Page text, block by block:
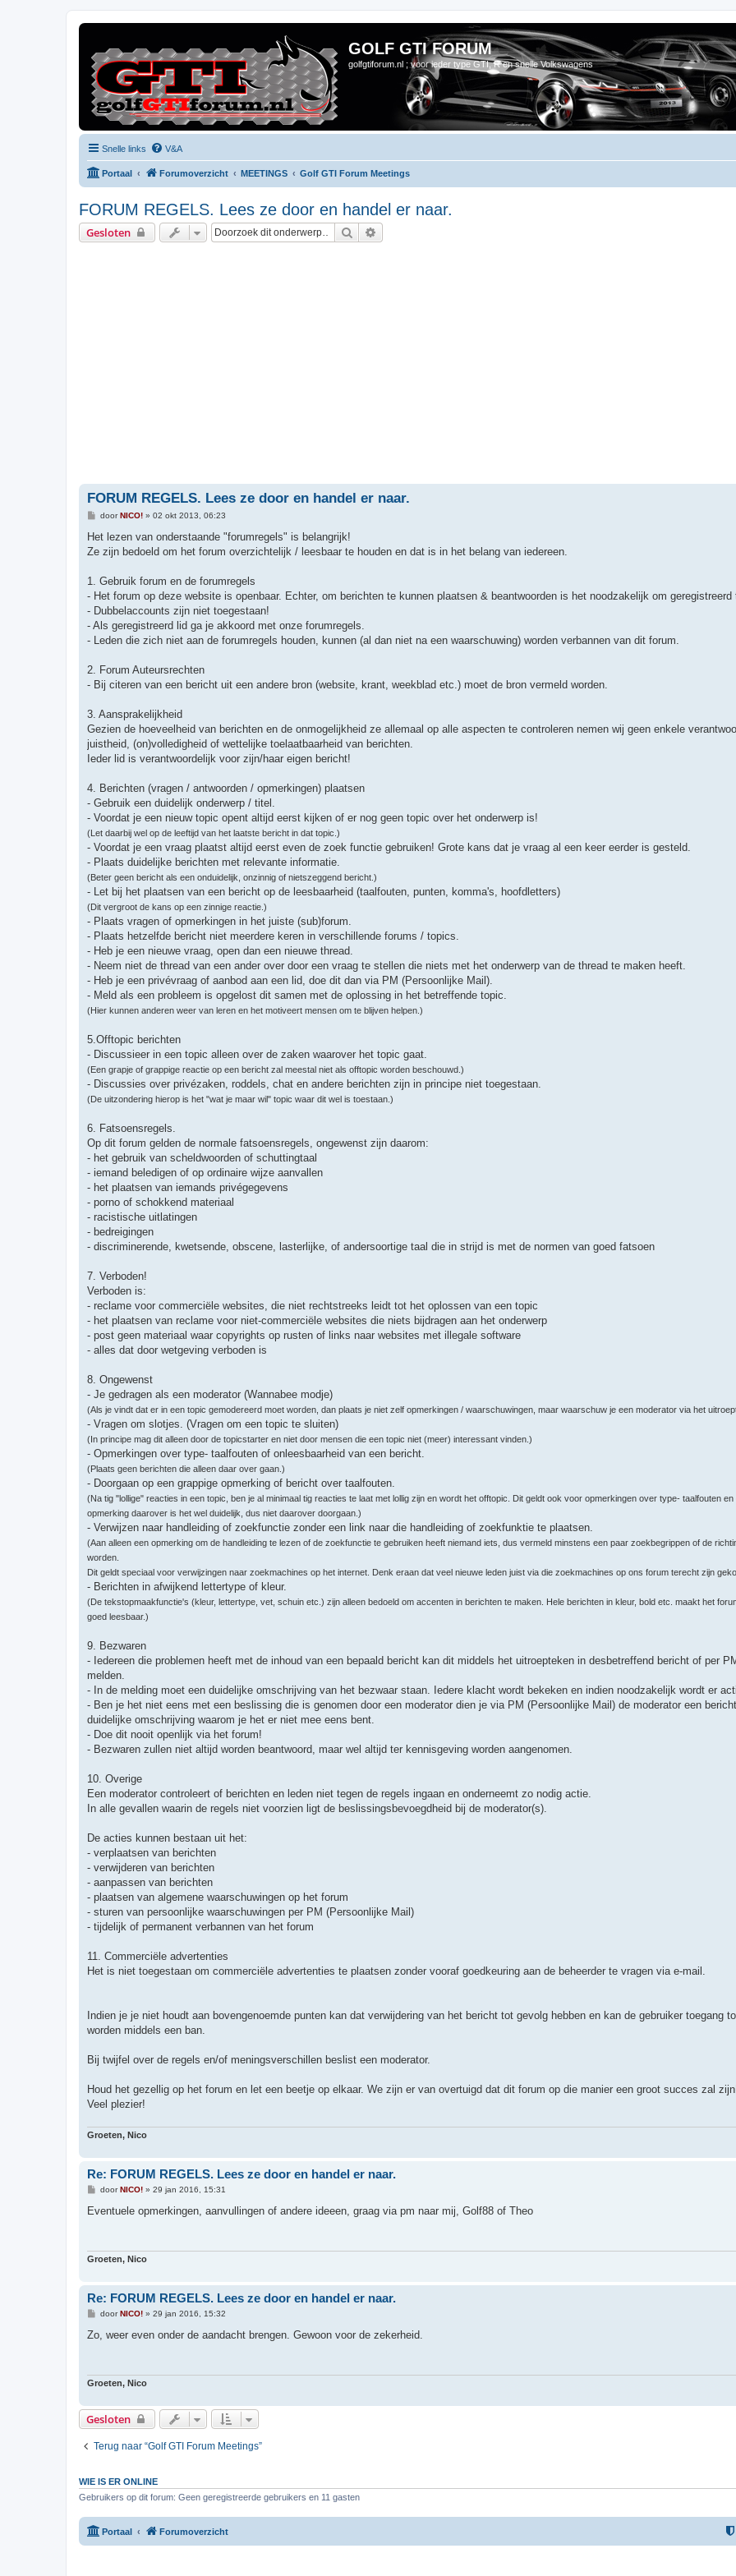
GOLF GTI FORUM
golfgtiforum.nl ; voor ieder type GTI, R en snelle Volkswagens
Snelle links V&A
Portaal Forumoverzicht MEETINGS Golf GTI Forum Meetings
FORUM REGELS. Lees ze door en handel er naar.
Gesloten Zoek
FORUM REGELS. Lees ze door en handel er naar.
B
r
c
doorNICO!» 02 okt 2013, 06:23
Het lezen van onderstaande "forumregels" is belangrijk!
Ze zijn bedoeld om het forum overzichtelijk / leesbaar te houden en dat is in het belang van iedereen.
1. Gebruik forum en de forumregels
- Het forum op deze website is openbaar. Echter, om berichten te kunnen plaatsen & beantwoorden is het noodzakelijk om geregistreerd
- Dubbelaccounts zijn niet toegestaan!
- Als geregistreerd lid ga je akkoord met onze forumregels.
- Leden die zich niet aan de forumregels houden, kunnen (al dan niet na een waarschuwing) worden verbannen van dit forum.
2. Forum Auteursrechten
- Bij citeren van een bericht uit een andere bron (website, krant, weekblad etc.) moet de bron vermeld worden.
3. Aansprakelijkheid
Gezien de hoeveelheid van berichten en de onmogelijkheid ze allemaal op alle aspecten te controleren nemen wij geen enkele
juistheid, (on)volledigheid of wettelijke toelaatbaarheid van berichten.
Ieder lid is verantwoordelijk voor zijn/haar eigen bericht!
4. Berichten (vragen / antwoorden / opmerkingen) plaatsen
- Gebruik een duidelijk onderwerp / titel.
- Voordat je een nieuw topic opent altijd eerst kijken of er nog geen topic over het onderwerp is!
(Let daarbij wel op de leeftijd van het laatste bericht in dat topic.)
- Voordat je een vraag plaatst altijd eerst even de zoek functie gebruiken! Grote kans dat je vraag al een keer eerder is gesteld.
- Plaats duidelijke berichten met relevante informatie.
(Beter geen bericht als een onduidelijk, onzinnig of nietszeggend bericht.)
- Let bij het plaatsen van een bericht op de leesbaarheid (taalfouten, punten, komma's, hoofdletters)
(Dit vergroot de kans op een zinnige reactie.)
- Plaats vragen of opmerkingen in het juiste (sub)forum.
- Plaats hetzelfde bericht niet meerdere keren in verschillende forums / topics.
- Heb je een nieuwe vraag, open dan een nieuwe thread.
- Neem niet de thread van een ander over door een vraag te stellen die niets met het onderwerp van de thread te maken heeft.
- Heb je een privévraag of aanbod aan een lid, doe dit dan via PM (Persoonlijke Mail).
- Meld als een probleem is opgelost dit samen met de oplossing in het betreffende topic.
(Hier kunnen anderen weer van leren en het motiveert mensen om te blijven helpen.)
5.Offtopic berichten
- Discussieer in een topic alleen over de zaken waarover het topic gaat.
(Een grapje of grappige reactie op een bericht zal meestal niet als offtopic worden beschouwd.)
- Discussies over privézaken, roddels, chat en andere berichten zijn in principe niet toegestaan.
(De uitzondering hierop is het "wat je maar wil" topic waar dit wel is toestaan.)
6. Fatsoensregels.
Op dit forum gelden de normale fatsoensregels, ongewenst zijn daarom:
- het gebruik van scheldwoorden of schuttingtaal
- iemand beledigen of op ordinaire wijze aanvallen
- het plaatsen van iemands privégegevens
- porno of schokkend materiaal
- racistische uitlatingen
- bedreigingen
- discriminerende, kwetsende, obscene, lasterlijke, of andersoortige taal die in strijd is met de normen van goed fatsoen
7. Verboden!
Verboden is:
- reclame voor commerciële websites, die niet rechtstreeks leidt tot het oplossen van een topic
- het plaatsen van reclame voor niet-commerciële websites die niets bijdragen aan het onderwerp
- post geen materiaal waar copyrights op rusten of links naar websites met illegale software
- alles dat door wetgeving verboden is
8. Ongewenst
- Je gedragen als een moderator (Wannabee modje)
(Als je vindt dat er in een topic gemodereerd moet worden, dan plaats je niet zelf opmerkingen / waarschuwingen, maar waarschuw je een moderator via het
- Vragen om slotjes. (Vragen om een topic te sluiten)
(In principe mag dit alleen door de topicstarter en niet door mensen die een topic niet (meer) interessant vinden.)
- Opmerkingen over type- taalfouten of onleesbaarheid van een bericht.
(Plaats geen berichten die alleen daar over gaan.)
- Doorgaan op een grappige opmerking of bericht over taalfouten.
(Na tig "lollige" reacties in een topic, ben je al minimaal tig reacties te laat met lollig zijn en wordt het offtopic. Dit geldt ook voor opmerkingen over type- taalfouten
opmerking daarover is het wel duidelijk, dus niet daarover doorgaan.)
- Verwijzen naar handleiding of zoekfunctie zonder een link naar die handleiding of zoekfunktie te plaatsen.
(Aan alleen een opmerking om de handleiding te lezen of de zoekfunctie te gebruiken heeft niemand iets, dus vermeld minstens een paar zoekbegrippen of de
worden.
Dit geldt speciaal voor verwijzingen naar zoekmachines op het internet. Denk eraan dat veel nieuwe leden juist via die zoekmachines op ons forum terecht zijn
- Berichten in afwijkend lettertype of kleur.
(De tekstopmaakfunctie's (kleur, lettertype, vet, schuin etc.) zijn alleen bedoeld om accenten in berichten te maken. Hele berichten in kleur, bold etc. maakt het
goed leesbaar.)
9. Bezwaren
- Iedereen die problemen heeft met de inhoud van een bepaald bericht kan dit middels het uitroepteken in desbetreffend bericht of per
melden.
- In de melding moet een duidelijke omschrijving van het bezwaar staan. Iedere klacht wordt bekeken en indien noodzakelijk wordt er
- Ben je het niet eens met een beslissing die is genomen door een moderator dien je via PM (Persoonlijke Mail) de moderator een
duidelijke omschrijving waarom je het er niet mee eens bent.
- Doe dit nooit openlijk via het forum!
- Bezwaren zullen niet altijd worden beantwoord, maar wel altijd ter kennisgeving worden aangenomen.
10. Overige
Een moderator controleert of berichten en leden niet tegen de regels ingaan en onderneemt zo nodig actie.
In alle gevallen waarin de regels niet voorzien ligt de beslissingsbevoegdheid bij de moderator(s).
De acties kunnen bestaan uit het:
- verplaatsen van berichten
- verwijderen van berichten
- aanpassen van berichten
- plaatsen van algemene waarschuwingen op het forum
- sturen van persoonlijke waarschuwingen per PM (Persoonlijke Mail)
- tijdelijk of permanent verbannen van het forum
11. Commerciële advertenties
Het is niet toegestaan om commerciële advertenties te plaatsen zonder vooraf goedkeuring aan de beheerder te vragen via e-mail.
Indien je je niet houdt aan bovengenoemde punten kan dat verwijdering van het bericht tot gevolg hebben en kan de gebruiker toegang
worden middels een ban.
Bij twijfel over de regels en/of meningsverschillen beslist een moderator.
Houd het gezellig op het forum en let een beetje op elkaar. We zijn er van overtuigd dat dit forum op die manier een groot succes zal
Veel plezier!
Groeten, Nico
Re: FORUM REGELS. Lees ze door en handel er naar.
B
r
doorNICO!» 29 jan 2016, 15:31
Eventuele opmerkingen, aanvullingen of andere ideeen, graag via pm naar mij, Golf88 of Theo
Groeten, Nico
Re: FORUM REGELS. Lees ze door en handel er naar.
B
r
door NICO!» 29 jan 2016, 15:32
Zo, weer even onder de aandacht brengen. Gewoon voor de zekerheid.
Groeten, Nico
Gesloten
Terug naar “Golf GTI Forum Meetings”
WIE IS ER ONLINE
Gebruikers op dit forum: Geen geregistreerde gebruikers en 11 gasten
Portaal Forumoverzicht